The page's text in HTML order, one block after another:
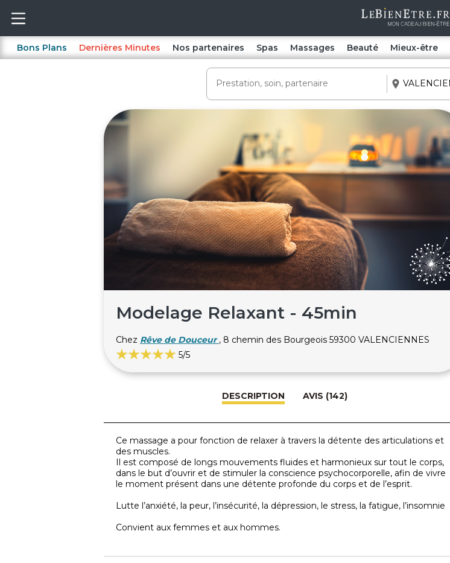
Bons Plans Dernières Minutes Nos partenaires Spas Massages Beauté Mieux-être
Modelage Relaxant - 45min
Chez Rêve de Douceur , 8 chemin des Bourgeois 59300 VALENCIENNES
5/5
DESCRIPTION AVIS (142)
Ce massage a pour fonction de relaxer à travers la détente des articulations et
des muscles.
Il est composé de longs mouvements fluides et harmonieux sur tout le corps,
dans le but d’ouvrir et de stimuler la conscience psychocorporelle, afin de vivre
le moment présent dans une détente profonde du corps et de l’esprit.
Lutte l’anxiété, la peur, l’insécurité, la dépression, le stress, la fatigue, l’insomnie
Convient aux femmes et aux hommes.